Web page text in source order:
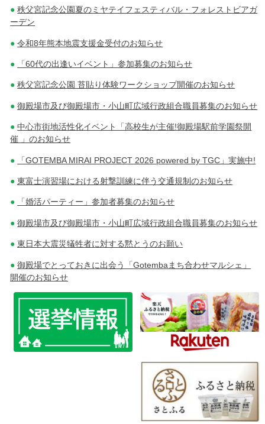
ビ
ー
シ
ョ
ン
秩父宮記念公園夏のミヤテイフェスティバル・フォレストビアガ
ーデン
令和8年熊本地震支援金受付のお知らせ
「60代の出逢いイベント」参加募集のお知らせ
秩父宮記念公園 苔貼り体験ワークショップ開催のお知らせ
御殿場市及び御殿場市・小山町広域行政組合職員募集のお知らせ
中心市街地活性化イベント「高校生が主催!御殿場駅前学園祭開
催 」のお知らせ
「GOTEMBA MIRAI PROJECT 2026 powered by TGC」実施中!
東富士演習場における射撃訓練に伴う交通規制のお知らせ
「婚活パーティー」参加者募集のお知らせ
御殿場市及び御殿場市・小山町広域行政組合職員募集のお知らせ
東日本大震災犠牲者に対する黙とうのお願い
御殿場でとっておきに出会う「Gotembaまち合わせマルシェ」
開催のお知らせ